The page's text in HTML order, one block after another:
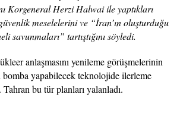
Korgeneral Herzi Halwai ile yaptıkları
meselelerini ve “İran’ın oluşturduğu
savunmaları” tartıştığını söyledi.
anlaşmasını yenileme görüşmelerinin
bomba yapabilecek teknolojide ilerleme
bu tür planları yalanladı.